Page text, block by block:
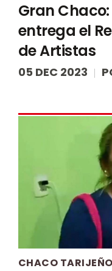
Gran
entrega el
de Artistas
05 DEC 2023
CHACO TARIJEÑO